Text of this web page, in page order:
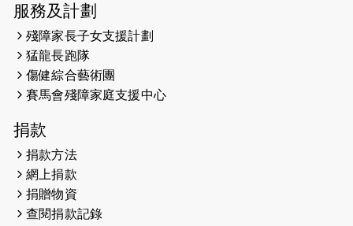
2026-05-14
（19:00開始）
2026-05-07
開始）
2026-04-30
2026-04-25
2026-04-24
服務及計劃
殘障家長子女支援計劃
猛龍長跑隊
傷健綜合藝術團
賽馬會殘障家庭支援中心
捐款
捐款方法
網上捐款
捐贈物資
查閱捐款記錄